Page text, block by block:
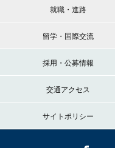
就職・進路
留学・国際交流
採用・公募情報
交通アクセス
サイトポリシー